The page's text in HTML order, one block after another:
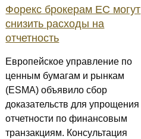
Форекс брокерам ЕС могут
снизить расходы на
отчетность
Европейское управление по
ценным бумагам и рынкам
(ESMA) объявило сбор
доказательств для упрощения
отчетности по финансовым
транзакциям. Консультация